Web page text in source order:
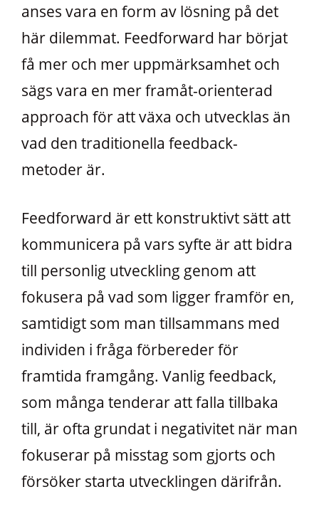
anses vara en form av lösning på det
här dilemmat. Feedforward har börjat
få mer och mer uppmärksamhet och
sägs vara en mer framåt-orienterad
approach för att växa och utvecklas än
vad den traditionella feedback-
metoder är.
Feedforward är ett konstruktivt sätt att
kommunicera på vars syfte är att bidra
till personlig utveckling genom att
fokusera på vad som ligger framför en,
samtidigt som man tillsammans med
individen i fråga förbereder för
framtida framgång. Vanlig feedback,
som många tenderar att falla tillbaka
till, är ofta grundat i negativitet när man
fokuserar på misstag som gjorts och
försöker starta utvecklingen därifrån.